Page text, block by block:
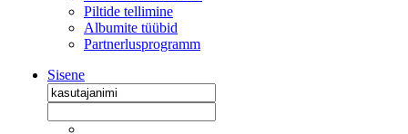
Piltide tellimine
Albumite tüübid
Partnerlusprogramm
Sisene